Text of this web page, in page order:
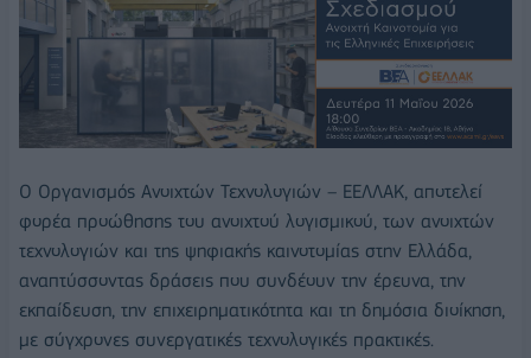
Ο Οργανισμός Ανοιχτών Τεχνολογιών – ΕΕΛΛΑΚ, αποτελεί
φορέα προώθησης του ανοιχτού λογισμικού, των ανοιχτών
τεχνολογιών και της ψηφιακής καινοτομίας στην Ελλάδα,
αναπτύσσοντας δράσεις που συνδέουν την έρευνα, την
εκπαίδευση, την επιχειρηματικότητα και τη δημόσια διοίκηση,
με σύγχρονες συνεργατικές τεχνολογικές πρακτικές.